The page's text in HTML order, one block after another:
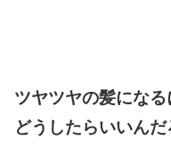
ツヤツヤの髪になる
どうしたらいいんだ